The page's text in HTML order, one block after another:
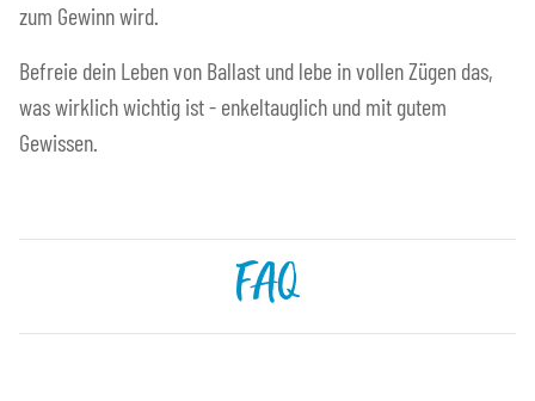
zum Gewinn wird.
Befreie dein Leben von Ballast und lebe in vollen Zügen das,
was wirklich wichtig ist - enkeltauglich und mit gutem
Gewissen.
FAQ